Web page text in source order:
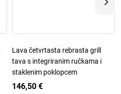
Lava četvrtasta rebrasta grill
tava s integriranim ručkama i
staklenim poklopcem
146,50 €